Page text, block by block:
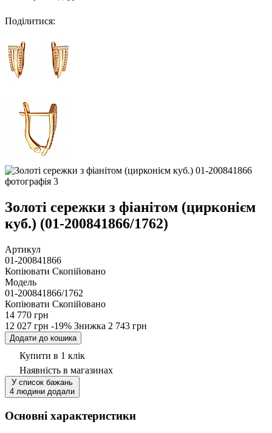
Поділитися:
Золоті сережки з фіанітом (цирконієм
куб.) (01-200841866/1762)
Артикул
01-200841866
Копіювати Скопійовано
Модель
01-200841866/1762
Копіювати Скопійовано
14 770 грн
12 027 грн -19% Знижка 2 743 грн
Додати до кошика
Купити в 1 клік
Наявність в магазинах
У список бажань
4 людини додали
Основні характеристики